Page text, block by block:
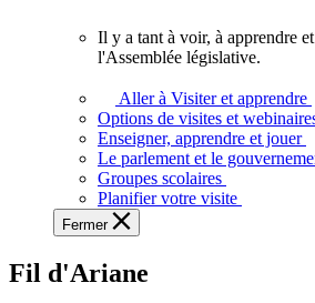
voir,
apprendre
et
à
à
Il y a tant à voir, à apprendre
l'Assemblée législative.
Aller à Visiter et apprendre
Options de visites et
Enseigner, apprendre et jouer
Le parlement et le
Groupes scolaires
Planifier votre visite
Fermer
Fil d'Ariane